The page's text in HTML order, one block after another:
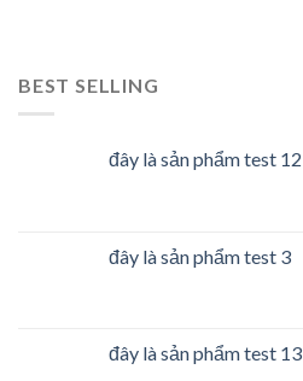
BEST SELLING
đây là sản phẩm test 12
đây là sản phẩm test 3
đây là sản phẩm test 13